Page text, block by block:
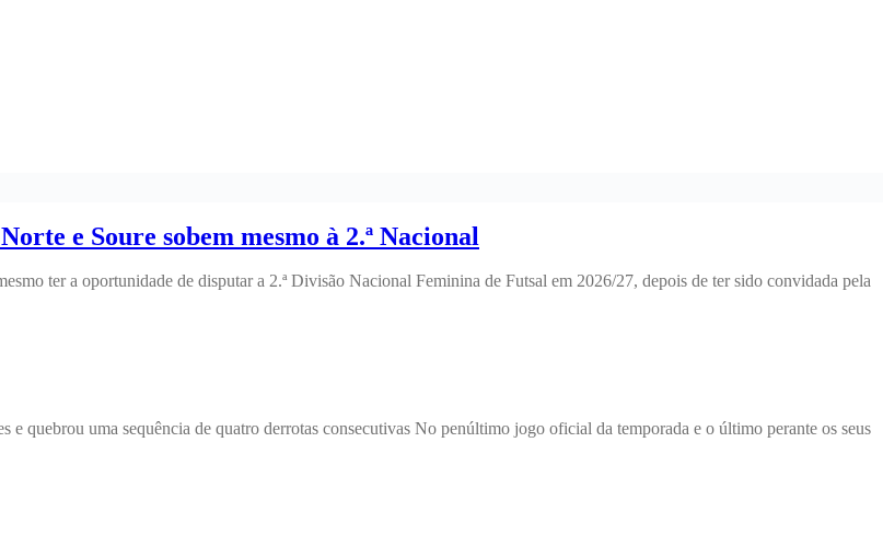
e Soure sobem mesmo à 2.ª Nacional
ter a oportunidade de disputar a 2.ª Divisão Nacional Feminina de Futsal em 2026/27, depois de ter sido convidada pela
quebrou uma sequência de quatro derrotas consecutivas No penúltimo jogo oficial da temporada e o último perante os seus